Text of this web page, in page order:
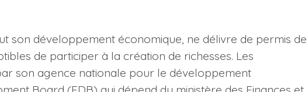
son développement économique, ne délivre de permis de
de participer à la création de richesses. Les
son agence nationale pour le développement